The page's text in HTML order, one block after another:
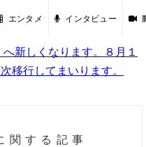
エンタメ インタビュー
新しくなります。８月１
移行してまいります。
関する記事